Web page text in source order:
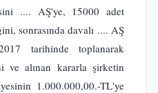
.... AŞ'ye, 15000 adet
sonrasında davalı .... AŞ
tarihinde toplanarak
ve alınan kararla şirketin
1.000.000,00.-TL'ye